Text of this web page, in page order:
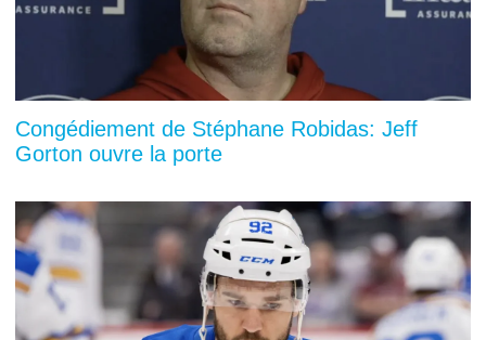
Congédiement de Stéphane Robidas: Jeff
Gorton ouvre la porte